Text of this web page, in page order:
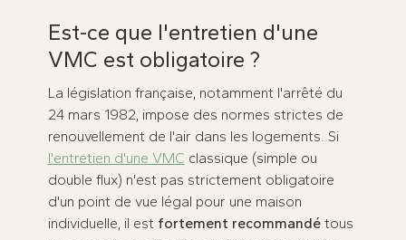
Est-ce que l'entretien d'une
VMC est obligatoire ?
La législation française, notamment l'arrêté du
24 mars 1982, impose des normes strictes de
renouvellement de l'air dans les logements. Si
l'entretien d'une VMC classique (simple ou
double flux) n'est pas strictement obligatoire
d'un point de vue légal pour une maison
individuelle, il est fortement recommandétous